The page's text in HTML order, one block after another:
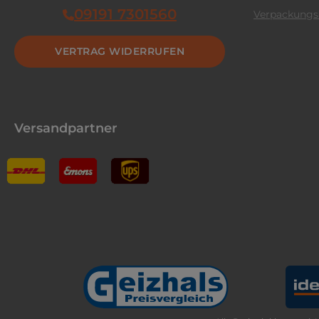
09191 7301560
VERTRAG WIDERRUFEN
Versandpartner